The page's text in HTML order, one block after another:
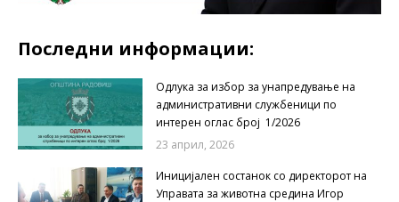
Последни информации:
Одлука за избор за унапредување на
административни службеници по
интерен оглас број 1/2026
23 април, 2026
Иницијален состанок со директорот на
Управата за животна средина Игор